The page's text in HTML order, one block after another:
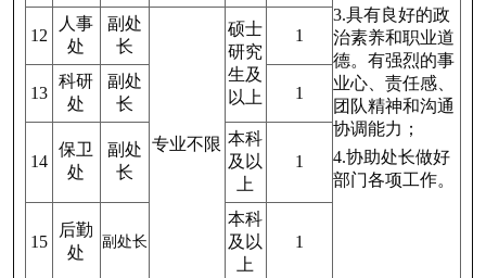
3.具有良好的政
治素养和职业道
德。有强烈的事
业心、责任感、
团队精神和沟通
协调能力；
4.协助处长做好
部门各项工作。
12
人事
处
副处
长
专业不限
硕士
研究
生及
以上
1
13
科研
处
副处
长
1
14
保卫
处
副处
长
本科
及以
上
1
15
后勤
处
副处长
本科
及以
上
1